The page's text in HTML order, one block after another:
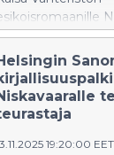
ilmiöstä
(Kosmos,
Kalevi
Palkinto
vuosittain
19:20:00 EET